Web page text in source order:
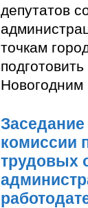
депутатов
точкам
Новогодним
комиссии
трудовых